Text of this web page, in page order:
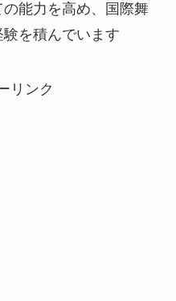
能力を高め、国際舞
を積んでいます
リンク